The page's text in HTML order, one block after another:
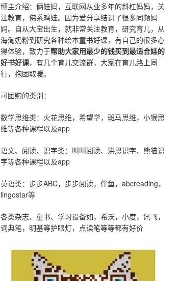
博主介绍：俩娃妈，互联网从业多年的斜杠妈妈，关
注教育，佛系鸡娃。因为爱分享结识了很多同频妈
妈。自从大宝出生，就非常关注教育，研究育儿，从
海淘奶粉到研究各种绘本童书好课，有自己的很多心
得体验，致力于帮助大家用最少的钱买到最适合娃的
好书好课，有几个育儿交流群，大家在育儿路上同
行，抱团取暖。
可团购的类别：
数学思维类：火花思维，希望学，斑马思维，小猴思
维等各种课程以及app
语文、阅读、识字类：叫叫阅读、洪恩识字、熊猫识
字等各种课程以及app
英语类：步步ABC，步步阅读，伴鱼，abcreading，
lingostar等
各类杂志、童书、学习设备如，希沃，小度，讯飞，
词典笔，明基等护眼灯，点读笔等等都有好价